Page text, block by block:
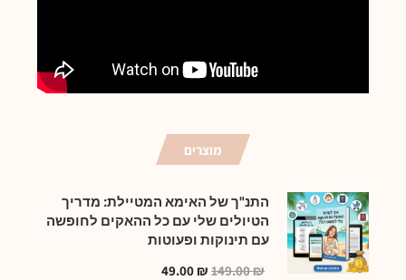
מוצרים
התנ"ך של האימא המטיילת: מדריך
הטיולים שלי עם כל ההאקים לחופשה
עם תינוקות ופעוטות
149.00₪
49.00 ₪